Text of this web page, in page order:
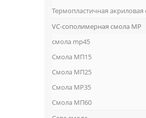
Термопластичная акриловая
VC-сополимерная смола MP
смола mp45
Смола МП15
Смола МП25
Смола MP35
Смола МП60